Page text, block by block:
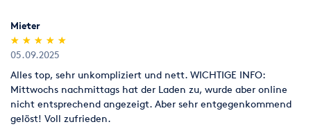
Mieter
(*)
★
★
(*) ★
★
(*) ★
★
(*) ★
★
(*) ★
★
05.09.2025
Alles top, sehr unkompliziert und nett. WICHTIGE INFO:
Mittwochs nachmittags hat der Laden zu, wurde aber online
nicht entsprechend angezeigt. Aber sehr entgegenkommend
gelöst! Voll zufrieden.